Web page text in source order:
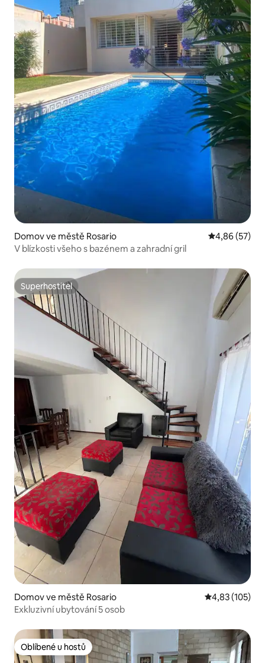
Domov ve městě Rosario Průměrné
4,86 (57)
V blízkosti všeho s bazénem a zahradní gril
Superhostitel
Superhostitel
Domov ve městě Rosario Průměrné
4,83 (105)
Exkluzivní ubytování 5 osob
Oblíbené u hostů
Oblíbené u hostů